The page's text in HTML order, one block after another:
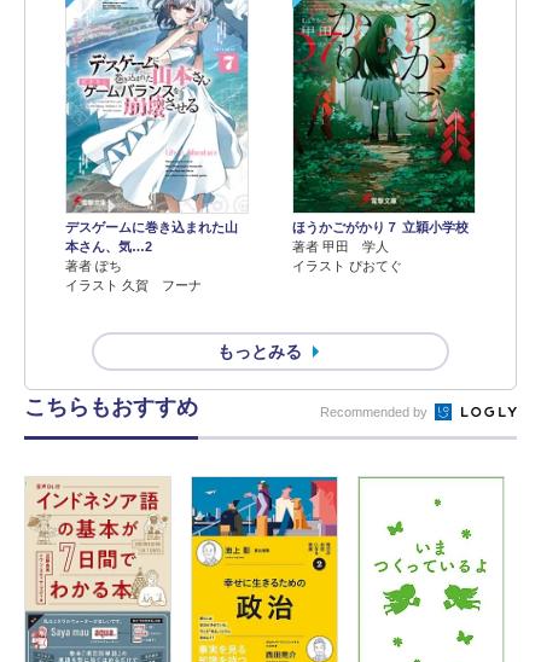
デスゲームに巻き込まれた山
本さん、気…2
著者 ぽち
イラスト 久賀 フーナ
ほうかごがかり７ 立穎小学校
著者 甲田 学人
イラスト ぴおてぐ
もっとみる
こちらもおすすめ Recommended by